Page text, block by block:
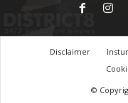
Disclaimer
©